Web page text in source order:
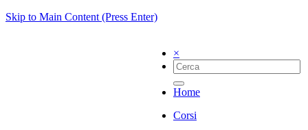
Skip to Main Content (Press Enter)
×
Home
Corsi